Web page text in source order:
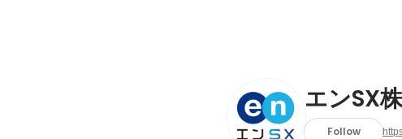
エンSX
Follow